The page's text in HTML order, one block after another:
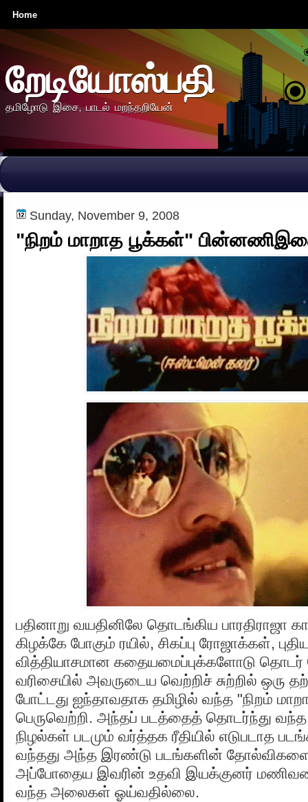
Home
றேடியோஸ்பதி
தமிழோடு இசை, பாடல் மறந்தறியேன்
Sunday, November 9, 2008
"நிறம் மாறாத பூக்கள்"
பதினாறு வயதினிலே தொடங்கிய பாரதிராஜா
கிழக்கே போகும் ரயில், சிகப்பு ரோஜாக்கள்,
வித்தியாசமான கதையமைப்புக்களோடு
வரிசையில் அவருடைய வெற்றிச் சுற்றில் ஒரு
போட்டது ஐந்தாவதாக தமிழில் வந்த "நிறம்
பெருவெற்றி. அந்தப் படத்தைத் தொடர்ந்து வந்த
நிழல்கள் படமும் வர்த்தக ரீதியில் எடுபடாத
வந்தது அந்த இரண்டு படங்களின்
அப்போதைய இவரின் உதவி இயக்குனர்
வந்த அலைகள் ஓய்வதில்லை.